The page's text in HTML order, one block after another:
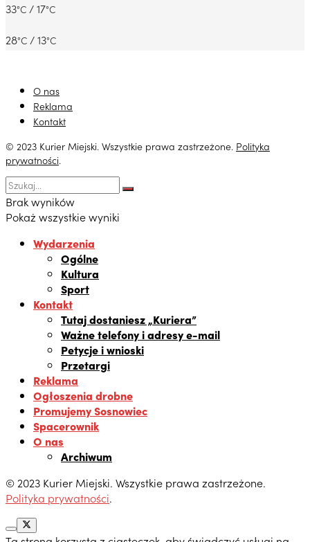
33°C / 17°C
28°C / 13°C
O nas
Reklama
Kontakt
© 2023 Kurier Miejski. Wszystkie prawa zastrzeżone. Polityka
prywatności.
Brak wyników
Pokaż wszystkie wyniki
Wydarzenia
Ogólne
Kultura
Sport
Kontakt
Tutaj dostaniesz „Kuriera”
Ważne telefony i adresy e-mail
Petycje i wnioski
Przetargi
Reklama
Ogłoszenia drobne
Promujemy Sosnowiec
Spacerownik
O nas
Archiwum
© 2023 Kurier Miejski. Wszystkie prawa zastrzeżone.
Polityka prywatności.